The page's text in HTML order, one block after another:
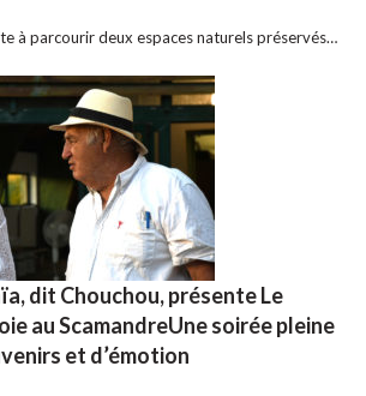
à parcourir deux espaces naturels préservés…
dit Chouchou, présente Le
au ScamandreUne soirée pleine
et d’émotion